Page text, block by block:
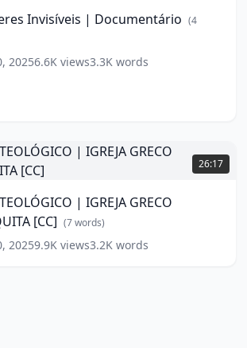
Invisíveis | Documentário (4
20256.6K views3.3K words
26:17
| IGREJA GRECO
[CC] (7words)
20259.9K views3.2K words